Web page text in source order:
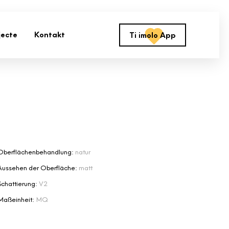
Kontakt Ti imolo App
natur
der Oberfläche: matt
V2
MQ